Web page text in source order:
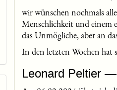
wir wünschen nochmals
Menschlichkeit und einem
das Unmögliche, aber an
In den letzten Wochen hat
Leonard Peltier